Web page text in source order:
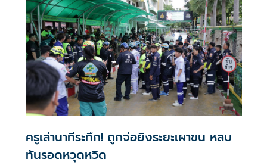
ครูเล่านาทีระทึก! ถูกจ่อยิงระยะเผาขน หลบ
ทันรอดหวุดหวิด